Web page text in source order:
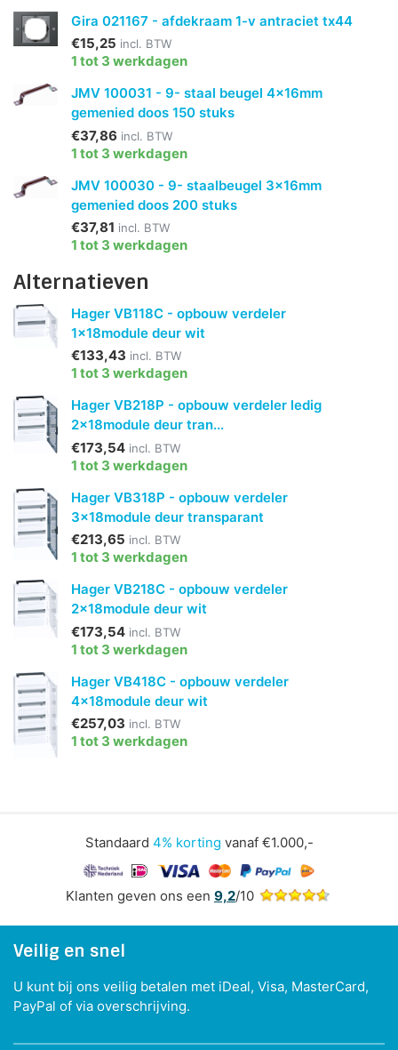
Gira 021167 - afdekraam 1-v antraciet tx44
€15,25 incl. BTW
1 tot 3 werkdagen
JMV 100031 - 9- staal beugel 4x16mm
gemenied doos 150 stuks
€37,86 incl. BTW
1 tot 3 werkdagen
JMV 100030 - 9- staalbeugel 3x16mm
gemenied doos 200 stuks
€37,81 incl. BTW
1 tot 3 werkdagen
Alternatieven
Hager VB118C - opbouw verdeler
1x18module deur wit
€133,43 incl. BTW
1 tot 3 werkdagen
Hager VB218P - opbouw verdeler ledig
2x18module deur tran...
€173,54 incl. BTW
1 tot 3 werkdagen
Hager VB318P - opbouw verdeler
3x18module deur transparant
€213,65 incl. BTW
1 tot 3 werkdagen
Hager VB218C - opbouw verdeler
2x18module deur wit
€173,54 incl. BTW
1 tot 3 werkdagen
Hager VB418C - opbouw verdeler
4x18module deur wit
€257,03 incl. BTW
1 tot 3 werkdagen
Standaard 4% korting vanaf €1.000,-
Klanten geven ons een 9,2/10
Veilig en snel
U kunt bij ons veilig betalen met iDeal, Visa, MasterCard,
PayPal of via overschrijving.